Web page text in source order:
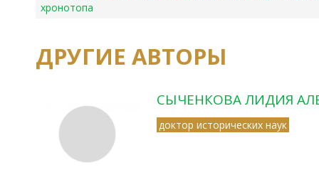
хронотопа
ДРУГИЕ АВТОРЫ
СЫЧЕНКОВА ЛИДИЯ
доктор исторических наук